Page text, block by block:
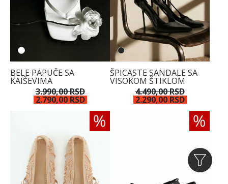
BELE PAPUČE SA
KAIŠEVIMA
3.990,00 RSD
2.790,00 RSD
ŠPICASTE SANDALE SA
VISOKOM ŠTIKLOM
4.490,00 RSD
2.290,00 RSD